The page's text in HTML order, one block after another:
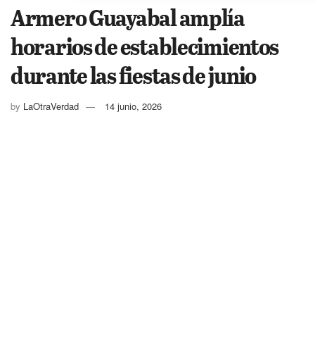
Armero Guayabal amplía
horarios de establecimientos
durante las fiestas de junio
by LaOtraVerdad 14 junio, 2026